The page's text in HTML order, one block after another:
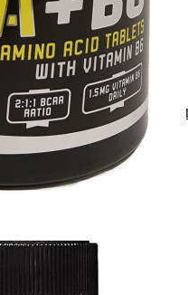
ДОБАВКИ ДЛЯ СУСТАВОВ